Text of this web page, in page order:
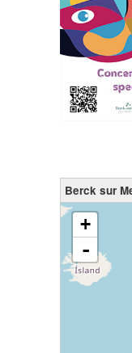
Berck sur
chargement de la
+
-